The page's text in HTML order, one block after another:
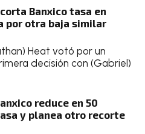
Banxico tasa en
por otra baja similar
Heat votó por un
decisión con (Gabriel)
reduce en 50
y planea otro recorte